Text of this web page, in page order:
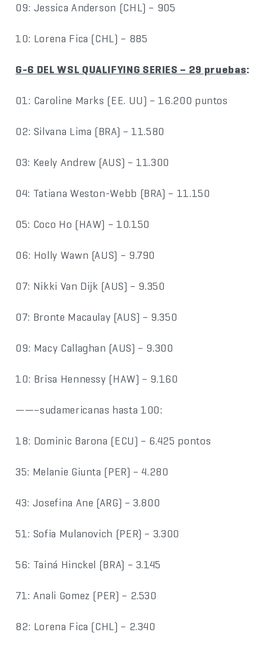
09: Jessica Anderson (CHL) – 905
10: Lorena Fica (CHL) – 885
G-6 DEL WSL QUALIFYING SERIES – 29 pruebas:
01: Caroline Marks (EE. UU) – 16.200 puntos
02: Silvana Lima (BRA) – 11.580
03: Keely Andrew (AUS) – 11.300
04: Tatiana Weston-Webb (BRA) – 11.150
05: Coco Ho (HAW) – 10.150
06: Holly Wawn (AUS) – 9.790
07: Nikki Van Dijk (AUS) – 9.350
07: Bronte Macaulay (AUS) – 9.350
09: Macy Callaghan (AUS) – 9.300
10: Brisa Hennessy (HAW) – 9.160
——–sudamericanas hasta 100:
18: Dominic Barona (ECU) – 6.425 pontos
35: Melanie Giunta (PER) – 4.280
43: Josefina Ane (ARG) – 3.800
51: Sofia Mulanovich (PER) – 3.300
56: Tainá Hinckel (BRA) – 3.145
71: Anali Gomez (PER) – 2.530
82: Lorena Fica (CHL) – 2.340